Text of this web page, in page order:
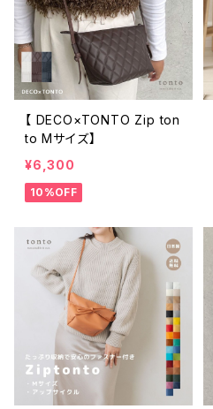
【 DECO×TONTO Zip ton
to Mサイズ】
¥6,300
10%OFF